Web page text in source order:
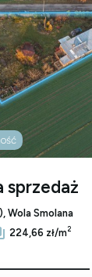
sprzedaż
Wola Smolana
224,66 zł/m2